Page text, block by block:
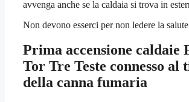
avvenga anche se la caldaia si trova in
Non devono esserci per non ledere la
Prima accensione caldaie
Tor Tre Teste connesso al
della canna fumaria